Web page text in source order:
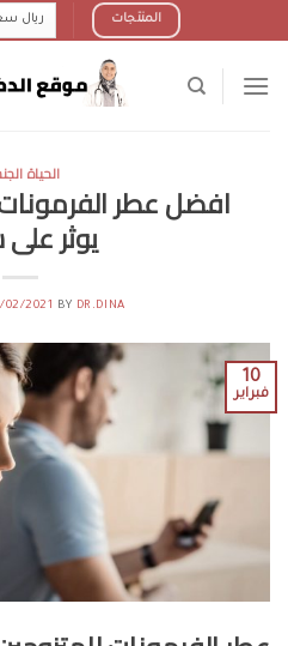
to
المنتجات
الحياة
افضل عطر
يوثر
02/2021 BY DR.DINA
10
فبراير